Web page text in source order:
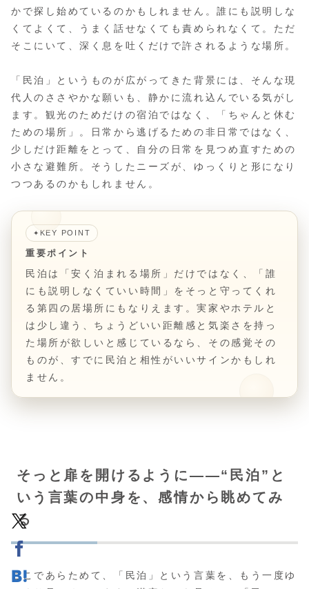
かで探し始めているのかもしれません。誰にも説明しな
くてよくて、うまく話せなくても責められなくて。ただ
そこにいて、深く息を吐くだけで許されるような場所。
「民泊」というものが広がってきた背景には、そんな現
代人のささやかな願いも、静かに流れ込んでいる気がし
ます。観光のためだけの宿泊ではなく、「ちゃんと休む
ための場所」。日常から逃げるための非日常ではなく、
少しだけ距離をとって、自分の日常を見つめ直すための
小さな避難所。そうしたニーズが、ゆっくりと形になり
つつあるのかもしれません。
✦ KEY POINT
重要ポイント
民泊は「安く泊まれる場所」だけではなく、「誰
にも説明しなくていい時間」をそっと守ってくれ
る第四の居場所にもなりえます。実家やホテルと
は少し違う、ちょうどいい距離感と気楽さを持っ
た場所が欲しいと感じているなら、その感覚その
ものが、すでに民泊と相性がいいサインかもしれ
ません。
そっと扉を開けるように――“民泊”と
いう言葉の中身を、感情から眺めてみ
る
ここであらためて、「民泊」という言葉を、もう一度ゆ